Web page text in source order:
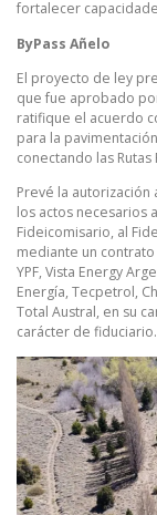
fortalecer
ByPass Añelo
El proyecto de ley
que fue aprobado
ratifique el acuerdo
para la
conectando las Rutas
Prevé la
los actos necesarios
Fideicomisario, al
mediante un
YPF, Vista Energy
Energía, Tecpetrol,
Total Austral, en su
carácter de fiduciario.